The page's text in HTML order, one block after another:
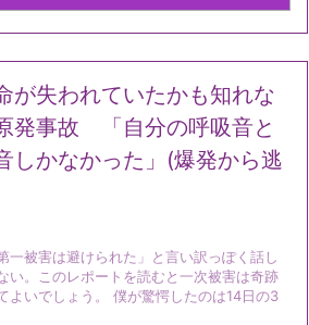
が失われていたかも知れな
発事故 「自分の呼吸音と
しかなかった」(爆発から逃
一被害は避けられた」と言い訳っぽく話し
い。このレポートを読むと一次被害は奇跡
よいでしょう。 僕が驚愕したのは14日の3